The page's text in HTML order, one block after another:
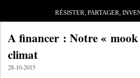
RÉSISTER, PARTAGER,
A financer : Notre « mook
climat
28-10-2015